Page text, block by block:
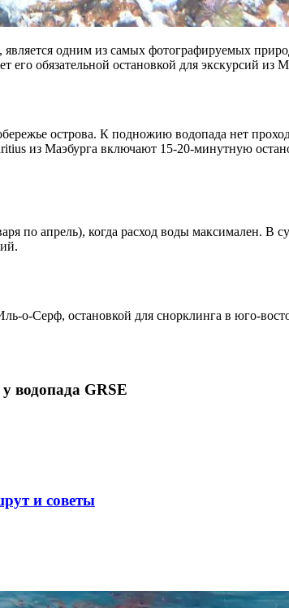
одним из самых фотографируемых
его обязательной остановкой для экскурсий
острова. К подножию водопада нет
из Маэбурга включают 15-20-минутную
по апрель), когда расход воды максимален. В
о-Серф, остановкой для снорклинга в юго-
водопада GRSE
и советы